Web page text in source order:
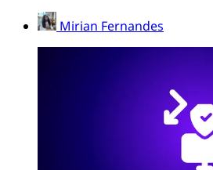
Mirian Fernandes